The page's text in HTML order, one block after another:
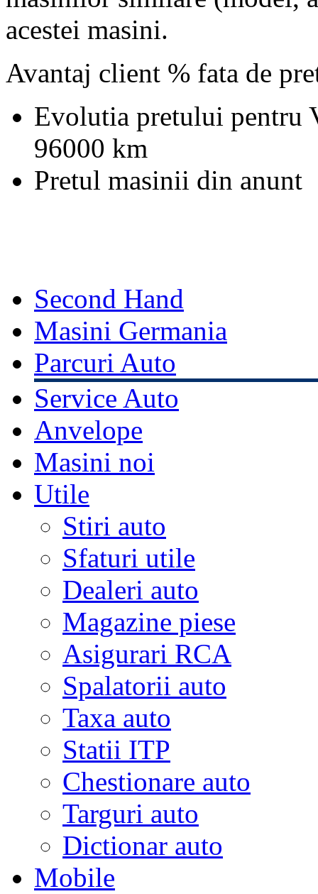
acestei masini.
Avantaj client % fata de
Evolutia pretului pentru
96000 km
Pretul masinii din anunt
Second Hand
Masini Germania
Parcuri Auto
Service Auto
Anvelope
Masini noi
Utile
Stiri auto
Sfaturi utile
Dealeri auto
Magazine piese
Asigurari RCA
Spalatorii auto
Taxa auto
Statii ITP
Chestionare auto
Targuri auto
Dictionar auto
Mobile